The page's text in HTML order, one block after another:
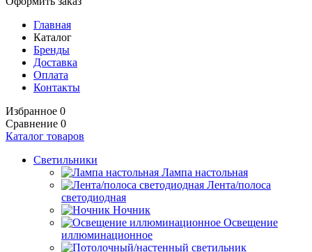
Главная
Каталог
Бренды
Доставка
Оплата
Контакты
Избранное 0
Сравнение 0
Каталог товаров
Светильники
Лампа настольная
Лента/полоса
светодиодная
Ночник
Освещение
иллюминационное